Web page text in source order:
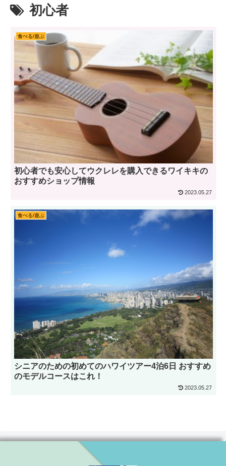
初心者
食べる/遊ぶ
初心者でも安心してウクレレを購入できるワイキキの
おすすめショップ情報
2023.05.27
食べる/遊ぶ
シニアのための初めてのハワイツアー4泊6日 おすすめ
のモデルコースはこれ！
2023.05.27